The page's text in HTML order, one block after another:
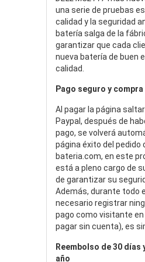
una serie de pruebas
calidad y la seguridad
batería salga de la
garantizar que cada
nueva batería de buen
calidad.
Pago seguro y compra
Al pagar la página
Paypal, después de
pago, se volverá
página éxito del pedido
bateria.com, en este
está a pleno cargo de
de garantizar su
Además, durante todo
necesario registrar
pago como visitante en
pagar sin cuenta), es
Reembolso de 30 días
año